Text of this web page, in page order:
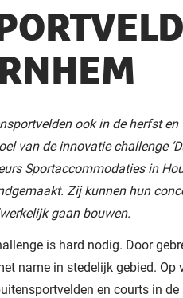
ook in de herfst
van de innovatie challenge
Sportaccommodaties in
Zij kunnen hun
gaan bouwen.
is hard nodig. Door
name in stedelijk gebied.
en courts in